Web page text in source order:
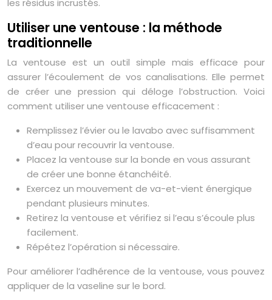
Utiliser une ventouse : la méthode
traditionnelle
La ventouse est un outil simple mais efficace pour
assurer l’écoulement de vos canalisations. Elle permet
de créer une pression qui déloge l’obstruction. Voici
comment utiliser une ventouse efficacement :
Remplissez l’évier ou le lavabo avec suffisamment
d’eau pour recouvrir la ventouse.
Placez la ventouse sur la bonde en vous assurant
de créer une bonne étanchéité.
Exercez un mouvement de va-et-vient énergique
pendant plusieurs minutes.
Retirez la ventouse et vérifiez si l’eau s’écoule plus
facilement.
Répétez l’opération si nécessaire.
Pour améliorer l’adhérence de la ventouse, vous pouvez
appliquer de la vaseline sur le bord.